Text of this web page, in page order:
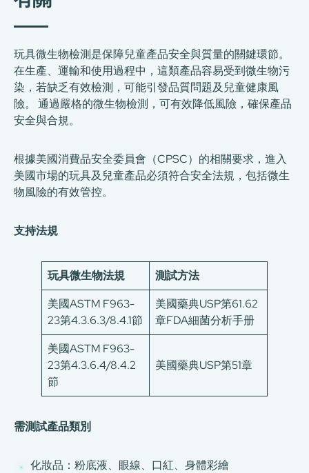
玩具微生物檢測是保障兒童產品安全與質量的關鍵環節。
在生產、運輸和使用過程中，這類產品容易受到微生物污
染，若缺乏有效檢測，可能引發品質問題及兒童健康風
險。 通過嚴格的微生物檢測，可有效降低風險，確保產品
安全與合規。
根據美國消費品安全委員會（CPSC）的相關要求，進入
美國市場的玩具及兒童產品必須符合安全法規，包括微生
物風險的有效管控。
支持法規
玩具微生物法規
測試方法
美國ASTM F963-
23第4.3.6.3/8.4.1節
美國藥典USP第61.62
章FDA細菌分析手册
美國ASTM F963-
23第4.3.6.4/8.4.2
節
美國藥典USP第51章
需測試產品類別
化妝品：粉底液、眼線、口紅、身體彩繪